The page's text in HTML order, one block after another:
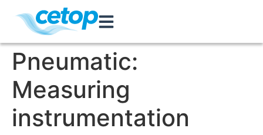
Pneumatic:
Measuring
instrumentation